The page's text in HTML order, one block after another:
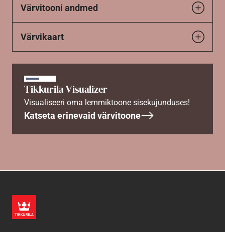
Värvitooni andmed
Värvikaart
Tikkurila Visualizer
Visualiseeri oma lemmiktoone sisekujunduses!
Katseta erinevaid värvitoone